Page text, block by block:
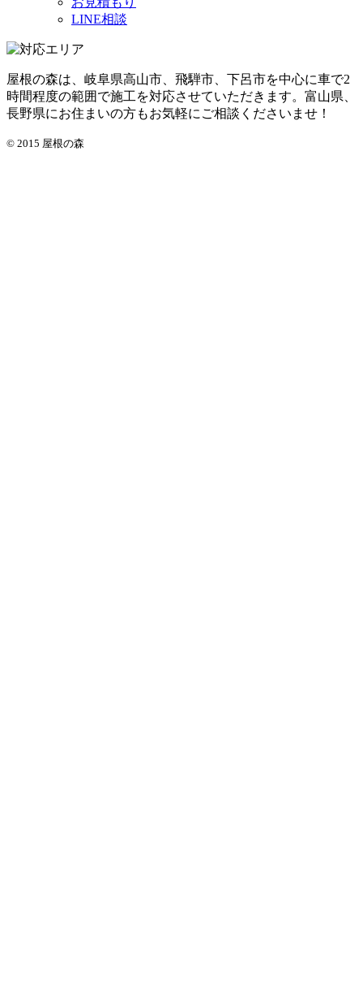
LINE相談
屋根の森は、岐阜県高山市、飛騨市、下呂市を中心に車で2
時間程度の範囲で施工を対応させていただきます。富山県、
長野県にお住まいの方もお気軽にご相談くださいませ！
© 2015 屋根の森